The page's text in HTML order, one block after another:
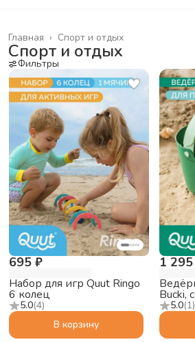
Спорт и отдых
Главная ›
Спорт и отдых
Фильтры
5.0(4)
695 ₽
Набор для игр Quut Ringo
6 колец
В корзину
5.0(1)
1
Bucki,